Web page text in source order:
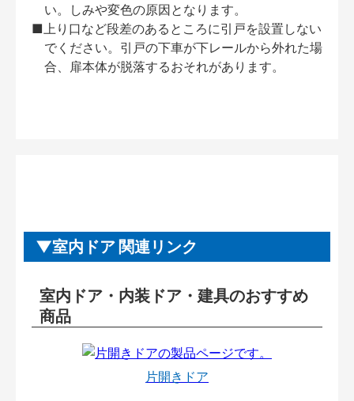
い。しみや変色の原因となります。
■上り口など段差のあるところに引戸を設置しない
でください。引戸の下車が下レールから外れた場
合、扉本体が脱落するおそれがあります。
室内ドア 関連リンク
室内ドア・内装ドア・建具のおすすめ
商品
片開きドア